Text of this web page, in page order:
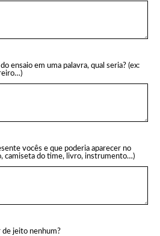
ensaio em uma palavra, qual seria? (ex:
vocês e que poderia aparecer no
camiseta do time, livro, instrumento…)
jeito nenhum?